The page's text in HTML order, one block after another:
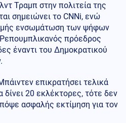
Τραμπ στην πολιτεία της
σημειώνει το CNNi, ενώ
ενσωμάτωση των ψήφων
πρόεδρος
έναντι του Δημοκρατικού
επικρατήσει τελικά
δίνει 20 εκλέκτορες, τότε δεν
ασφαλής εκτίμηση για τον